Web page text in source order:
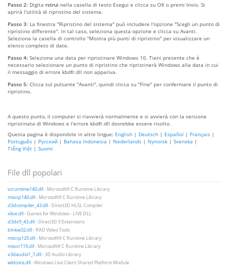
Passo 2: Digita rstrui nella casella di testo Esegui e clicca su OK o premi Invio. Si
aprirà l'utilità di ripristino del sistema.
Passo 3: La finestra "Ripristino del sistema" può includere l'opzione "Scegli un punto di
ripristino differente". In tal caso, seleziona questa opzione e clicca su Avanti.
Seleziona la casella di controllo "Mostra più punti di ripristino" per visualizzare un
elenco completo di date.
Passo 4: Seleziona una data per ripristinare Windows 10. Tieni presente che è
necessario selezionare un punto di ripristino che ripristinerà Windows alla data in cui
il messaggio di errore kbdfr.dll non appariva.
Passo 5: Clicca sul pulsante "Avanti", quindi clicca su "Fine" per confermare il punto di
ripristino.
A questo punto, il computer si riavvierà normalmente e si avvierà con la versione
ripristinata di Windows e l'errore kbdfr.dll dovrebbe essere risolto.
Questa pagina è disponibile in altre lingue: English | Deutsch | Español | Français |
Português | Русский | Bahasa Indonesia | Nederlands | Nynorsk | Svenska |
Tiếng Việt | Suomi
File dll popolari
vcruntime140.dll- Microsoft® C Runtime Library
msvcp140.dll- Microsoft® C Runtime Library
d3dcompiler_43.dll- Direct3D HLSL Compiler
xlive.dll- Games for Windows - LIVE DLL
d3dx9_43.dll- Direct3D 9 Extensions
binkw32.dll- RAD Video Tools
msvcp120.dll- Microsoft® C Runtime Library
msvcr110.dll- Microsoft® C Runtime Library
x3daudio1_7.dll- 3D Audio Library
wldcore.dll- Windows Live Client Shared Platform Module